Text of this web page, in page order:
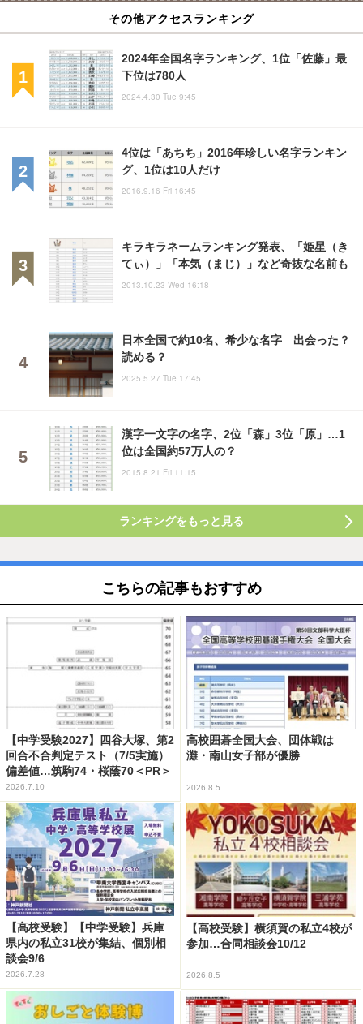
その他アクセスランキング
2024年全国名字ランキング、1位「佐藤」最
下位は780人
2024.4.30 Tue 9:45
4位は「あちち」2016年珍しい名字ランキン
グ、1位は10人だけ
2016.9.16 Fri 16:45
キラキラネームランキング発表、「姫星（き
てぃ）」「本気（まじ）」など奇抜な名前も
2013.10.23 Wed 16:18
日本全国で約10名、希少な名字 出会った？
読める？
2025.5.27 Tue 17:45
漢字一文字の名字、2位「森」3位「原」…1
位は全国約57万人の？
2015.8.21 Fri 11:15
ランキングをもっと見る
こちらの記事もおすすめ
【中学受験2027】四谷大塚、第2
回合不合判定テスト（7/5実施）
偏差値…筑駒74・桜蔭70＜PR＞
2026.7.10
高校囲碁全国大会、団体戦は
灘・南山女子部が優勝
2026.8.5
【高校受験】【中学受験】兵庫
県内の私立31校が集結、個別相
談会9/6
2026.7.28
【高校受験】横須賀の私立4校が
参加…合同相談会10/12
2026.8.5